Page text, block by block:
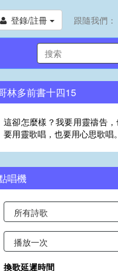
登錄/註冊 跟隨我們：
林多前書十四15
這卻怎麼樣？我要用靈禱告
要用靈歌唱，也要用心思歌唱
唱機
換歌延遲時間